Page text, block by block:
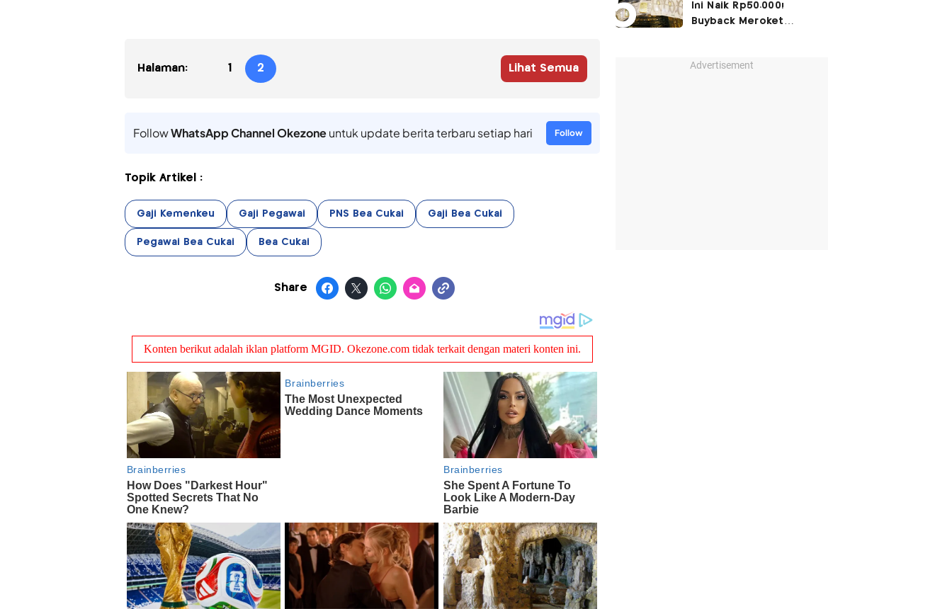
Halaman: 1 2 Lihat Semua
FollowWhatsApp Channel Okezoneuntuk update berita terbaru setiap hari Follow
Topik Artikel :
Gaji Kemenkeu Gaji Pegawai PNS Bea Cukai Gaji Bea Cukai
Pegawai Bea Cukai Bea Cukai
Share
Ini Naik Rp50.000!
Buyback Meroket
Advertisement